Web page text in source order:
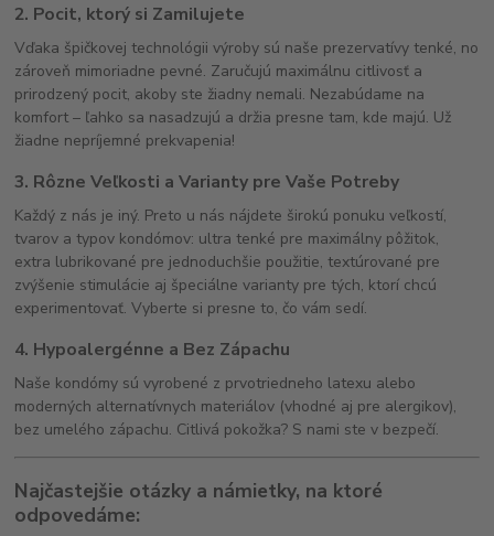
2. Pocit, ktorý si Zamilujete
Vďaka špičkovej technológii výroby sú naše prezervatívy tenké, no
zároveň mimoriadne pevné. Zaručujú maximálnu citlivosť a
prirodzený pocit, akoby ste žiadny nemali. Nezabúdame na
komfort – ľahko sa nasadzujú a držia presne tam, kde majú. Už
žiadne nepríjemné prekvapenia!
3. Rôzne Veľkosti a Varianty pre Vaše Potreby
Každý z nás je iný. Preto u nás nájdete širokú ponuku veľkostí,
tvarov a typov kondómov: ultra tenké pre maximálny pôžitok,
extra lubrikované pre jednoduchšie použitie, textúrované pre
zvýšenie stimulácie aj špeciálne varianty pre tých, ktorí chcú
experimentovať. Vyberte si presne to, čo vám sedí.
4. Hypoalergénne a Bez Zápachu
Naše kondómy sú vyrobené z prvotriedneho latexu alebo
moderných alternatívnych materiálov (vhodné aj pre alergikov),
bez umelého zápachu. Citlivá pokožka? S nami ste v bezpečí.
Najčastejšie otázky a námietky, na ktoré
odpovedáme: